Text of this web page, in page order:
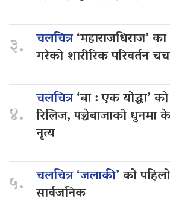
३. चलचित्र‘महाराजधिराज’
गरेको शारीरिक परिवर्तन
४.
चलचित्र‘बा : एक योद्धा’
रिलिज, पञ्चेबाजाको धुनमा
नृत्य
५. चलचित्र ‘जलाकी’को
सार्वजनिक